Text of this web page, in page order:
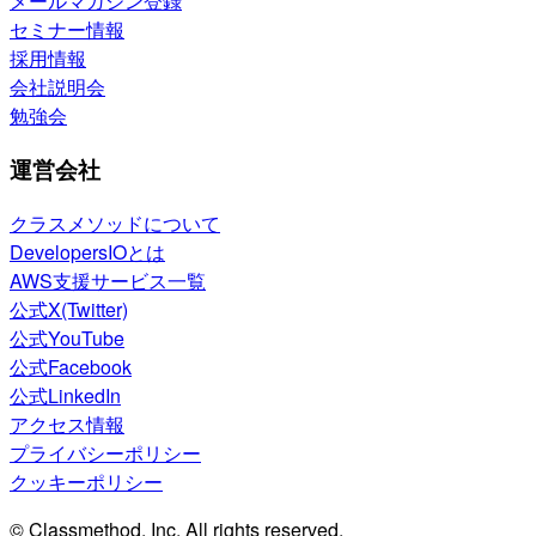
セミナー情報
採用情報
会社説明会
勉強会
運営会社
クラスメソッドについて
DevelopersIOとは
AWS支援サービス一覧
公式X(Twitter)
公式YouTube
公式Facebook
公式LinkedIn
アクセス情報
プライバシーポリシー
クッキーポリシー
© Classmethod, Inc. All rights reserved.